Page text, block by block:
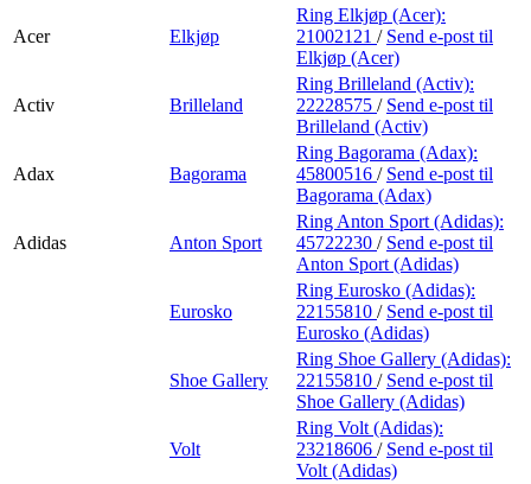
Acer Elkjøp
Ring Elkjøp (Acer):
21002121 / Send e-post til
Elkjøp (Acer)
Activ Brilleland
Ring Brilleland (Activ):
22228575 / Send e-post til
Brilleland (Activ)
Adax Bagorama
Ring Bagorama (Adax):
45800516 / Send e-post til
Bagorama (Adax)
Adidas Anton Sport
Ring Anton Sport (Adidas):
45722230 / Send e-post til
Anton Sport (Adidas)
Eurosko
Ring Eurosko (Adidas):
22155810 / Send e-post til
Eurosko (Adidas)
Shoe Gallery
Ring Shoe Gallery (Adidas):
22155810 / Send e-post til
Shoe Gallery (Adidas)
Volt
Ring Volt (Adidas):
23218606 / Send e-post til
Volt (Adidas)